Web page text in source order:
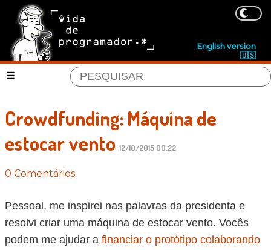
English version
🇺🇸
Crowdfunding: Máquina de
estocar vento 12/10/2015 00:22
0 Comentários
Pessoal, me inspirei nas palavras da presidenta e
resolvi criar uma máquina de estocar vento. Vocês
podem me ajudar a financiar o protótipo colaborando